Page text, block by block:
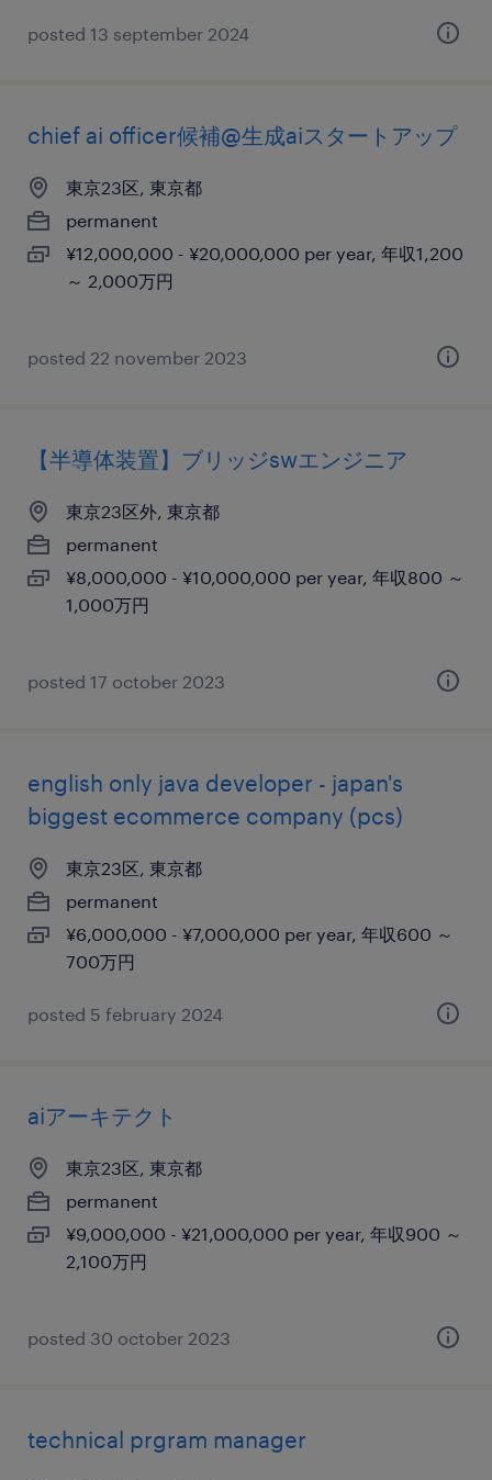
posted 13 september 2024
chief ai officer候補@生成aiスタートアップ
東京23区, 東京都
permanent
¥12,000,000 - ¥20,000,000 per year, 年収1,200
～ 2,000万円
posted 22 november 2023
【半導体装置】ブリッジswエンジニア
東京23区外, 東京都
permanent
¥8,000,000 - ¥10,000,000 per year, 年収800 ～
1,000万円
posted 17 october 2023
english only java developer - japan's
biggest ecommerce company (pcs)
東京23区, 東京都
permanent
¥6,000,000 - ¥7,000,000 per year, 年収600 ～
700万円
posted 5 february 2024
aiアーキテクト
東京23区, 東京都
permanent
¥9,000,000 - ¥21,000,000 per year, 年収900 ～
2,100万円
posted 30 october 2023
technical prgram manager